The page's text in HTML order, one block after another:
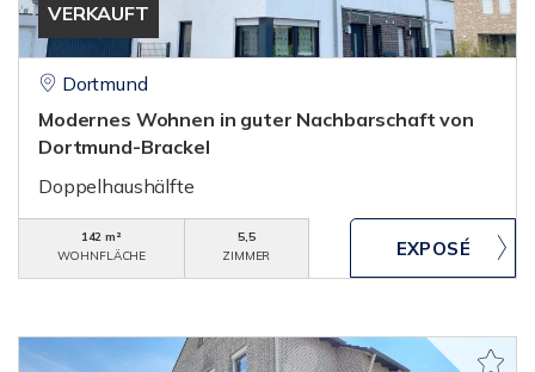
VERKAUFT
Dortmund
Modernes Wohnen in guter Nachbarschaft von
Dortmund-Brackel
Doppelhaushälfte
142 m²
WOHNFLÄCHE
5,5
ZIMMER